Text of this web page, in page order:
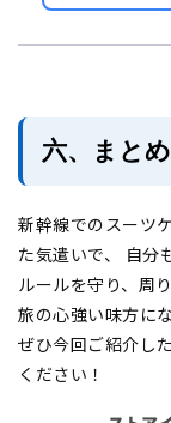
六、まとめ
新幹線でのスーツ
た気遣いで、 自分
ルールを守り、周
旅の心強い味方に
ぜひ今回ご紹介し
ください！